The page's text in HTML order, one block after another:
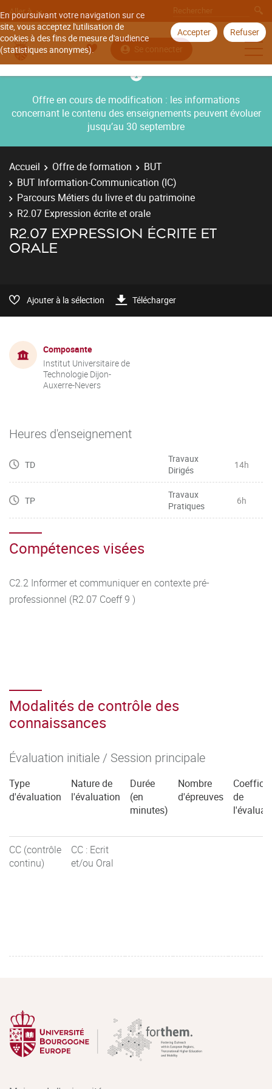
En poursuivant votre navigation sur ce
site, vous acceptez l'utilisation de
cookies à des fins de mesure d'audience
(statistiques anonymes).
Accepter Refuser
Aller à
Se connecter
Offre en cours de modification : les informations
concernant le contenu des enseignements peuvent évoluer
jusqu’au 30 septembre
Accueil Offre de formation
BUT
BUT Information-Communication (IC)
Parcours Métiers du livre et du patrimoine
R2.07 Expression écrite et orale
R2.07 EXPRESSION ÉCRITE ET
ORALE
Ajouter à la sélection Télécharger
Composante
Institut Universitaire de
Technologie Dijon-
Auxerre-Nevers
Heures d'enseignement
TD
Travaux
Dirigés
14h
TP
Travaux
Pratiques
6h
Compétences visées
C2.2 Informer et communiquer en contexte pré-
professionnel (R2.07 Coeff 9 )
Modalités de contrôle des
connaissances
Évaluation initiale / Session principale
Type
d'évaluation
Nature de
l'évaluation
Durée
(en
minutes)
Nombre
d'épreuves
de
CC (contrôle
continu)
CC : Ecrit
et/ou Oral